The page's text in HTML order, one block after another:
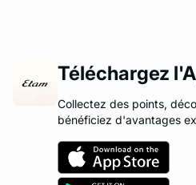
Téléchargez
Collectez des points,
bénéficiez d'avantages